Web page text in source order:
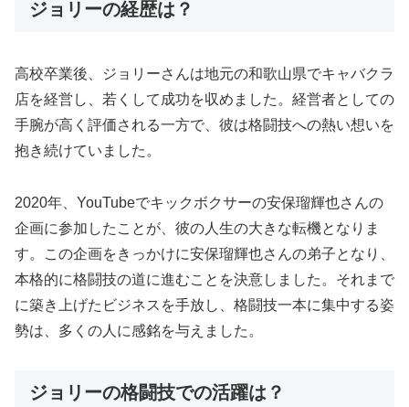
ジョリーの経歴は？
高校卒業後、ジョリーさんは地元の和歌山県でキャバクラ
店を経営し、若くして成功を収めました。経営者としての
手腕が高く評価される一方で、彼は格闘技への熱い想いを
抱き続けていました。
2020年、YouTubeでキックボクサーの安保瑠輝也さんの
企画に参加したことが、彼の人生の大きな転機となりま
す。この企画をきっかけに安保瑠輝也さんの弟子となり、
本格的に格闘技の道に進むことを決意しました。それまで
に築き上げたビジネスを手放し、格闘技一本に集中する姿
勢は、多くの人に感銘を与えました。
ジョリーの格闘技での活躍は？